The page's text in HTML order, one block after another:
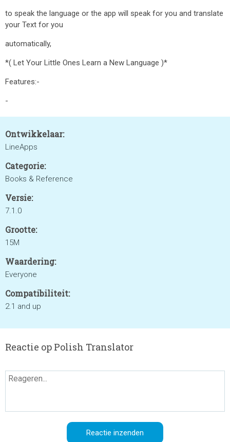
to speak the language or the app will speak for you and translate
your Text for you
automatically,
*( Let Your Little Ones Learn a New Language )*
Features:-
-
Ontwikkelaar:
LineApps
Categorie:
Books & Reference
Versie:
7.1.0
Grootte:
15M
Waardering:
Everyone
Compatibiliteit:
2.1 and up
Reactie op Polish Translator